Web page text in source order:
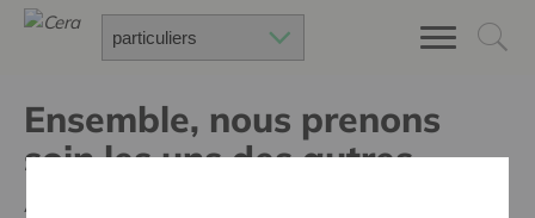
Ensemble, nous prenons
soin les uns des autres.
Avec près de 400.000 coopérateurs enthousiastes,